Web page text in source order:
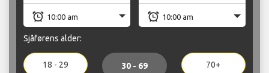
Sjåførens alder:
18 - 29 30 - 69 70+